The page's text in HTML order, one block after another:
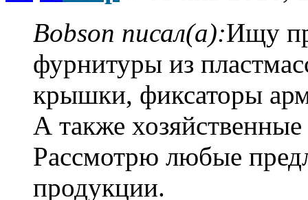
Bobson писал(а):Ищу
фурнитуры из
крышки, фиксаторы
А также
Рассмотрю любые
продукции.